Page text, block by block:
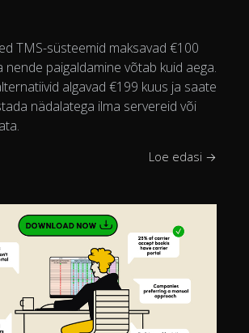
TMS-süsteemid maksavad €100
nende paigaldamine võtab kuid aega.
algavad €199 kuus ja saate
nädalatega ilma servereid või
Loe edasi →